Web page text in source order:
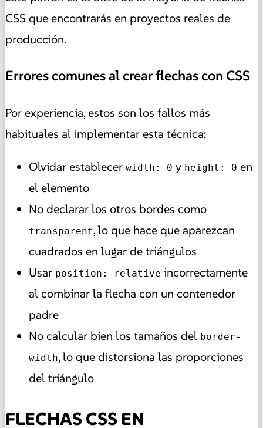
CSS que encontrarás en proyectos reales de
producción.
Errores comunes al crear flechas con CSS
Por experiencia, estos son los fallos más
habituales al implementar esta técnica:
Olvidar establecer width: 0 y height: 0 en
el elemento
No declarar los otros bordes como
transparent, lo que hace que aparezcan
cuadrados en lugar de triángulos
Usar position: relative incorrectamente
al combinar la flecha con un contenedor
padre
No calcular bien los tamaños del border-
width, lo que distorsiona las proporciones
del triángulo
FLECHAS CSS EN